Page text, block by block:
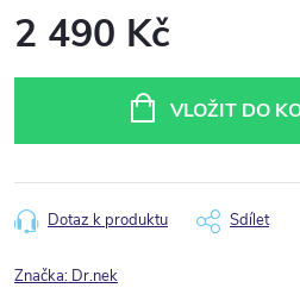
2 490 Kč
VLOŽIT DO
Dotaz k produktu Sdílet
Značka: Dr.nek